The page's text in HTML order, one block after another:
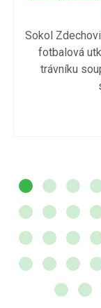
Sokol
fotbalová
trávníku